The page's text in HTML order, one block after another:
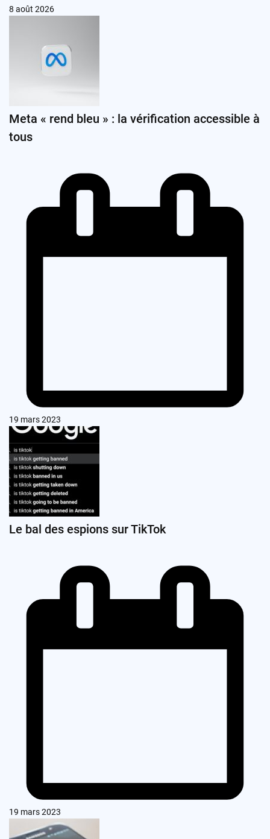
8 août 2026
Meta « rend bleu » : la vérification accessible à
tous
19 mars 2023
Le bal des espions sur TikTok
19 mars 2023